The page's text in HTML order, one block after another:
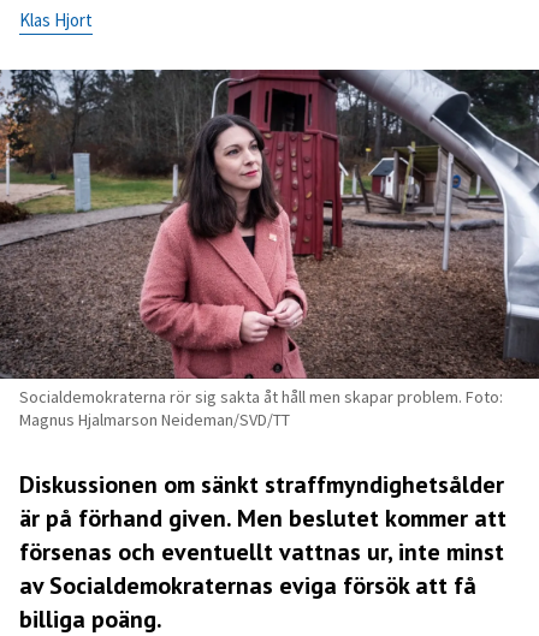
Klas Hjort
Socialdemokraterna rör sig sakta åt håll men skapar problem. Foto:
Magnus Hjalmarson Neideman/SVD/TT
Diskussionen om sänkt straffmyndighetsålder
är på förhand given. Men beslutet kommer att
försenas och eventuellt vattnas ur, inte minst
av Socialdemokraternas eviga försök att få
billiga poäng.